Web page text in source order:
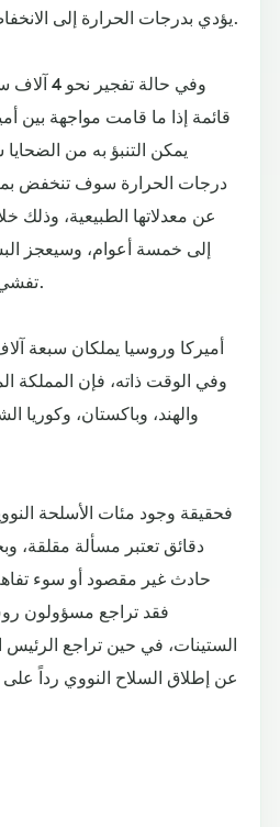
يؤدي بدرجات الحرارة إلى الانخفاض، وذلك لسنوات طويلة.
وفي حالة
قائمة إذا ما قامت مواجهة بين
يمكن التنبؤ به من
درجات الحرارة سوف تنخفض
عن معدلاتها الطبيعية، وذلك
إلى خمسة أعوام، وسيعجز
تفشي الفوضى وأعمال العنف.
أميركا وروسيا يملكان سبعة
وفي الوقت ذاته، فإن المملكة
والهند، وباكستان، وكوريا
فحقيقة وجود مئات الأسلحة
دقائق تعتبر مسألة مقلقة،
حادث غير مقصود أو سوء
فقد تراجع مسؤولون
عن إطلاق السلاح النووي رداً على